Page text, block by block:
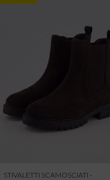
STIVALETTI SCAMOSCIATI -